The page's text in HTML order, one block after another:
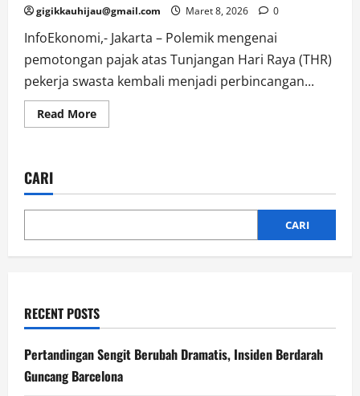
gigikkauhijau@gmail.com Maret 8, 2026 0
InfoEkonomi,- Jakarta – Polemik mengenai
pemotongan pajak atas Tunjangan Hari Raya (THR)
pekerja swasta kembali menjadi perbincangan...
Read MoreRead
more
Swasta
Penjelasan
Keuangan
CARI
CARI
RECENT POSTS
Pertandingan Sengit Berubah Dramatis, Insiden Berdarah
Guncang Barcelona